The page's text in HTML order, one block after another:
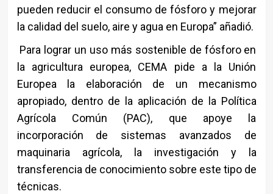
pueden reducir el consumo de fósforo y mejorar
la calidad del suelo, aire y agua en Europa” añadió.
Para lograr un uso más sostenible de fósforo en
la agricultura europea, CEMA pide a la Unión
Europea la elaboración de un mecanismo
apropiado, dentro de la aplicación de la Política
Agrícola Común (PAC), que apoye la
incorporación de sistemas avanzados de
maquinaria agrícola, la investigación y la
transferencia de conocimiento sobre este tipo de
técnicas.